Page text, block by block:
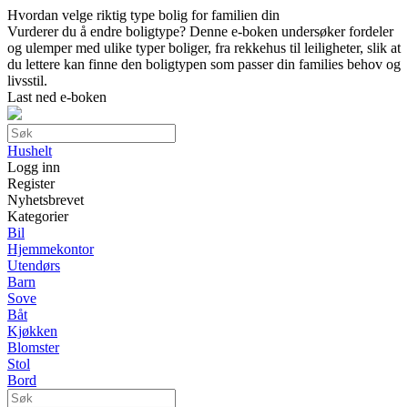
Hvordan velge riktig type bolig for familien din
Vurderer du å endre boligtype? Denne e-boken undersøker fordeler
og ulemper med ulike typer boliger, fra rekkehus til leiligheter, slik at
du lettere kan finne den boligtypen som passer din families behov og
livsstil.
Last ned e-boken
Hushelt
Logg inn
Register
Nyhetsbrevet
Kategorier
Bil
Hjemmekontor
Utendørs
Barn
Sove
Båt
Kjøkken
Blomster
Stol
Bord